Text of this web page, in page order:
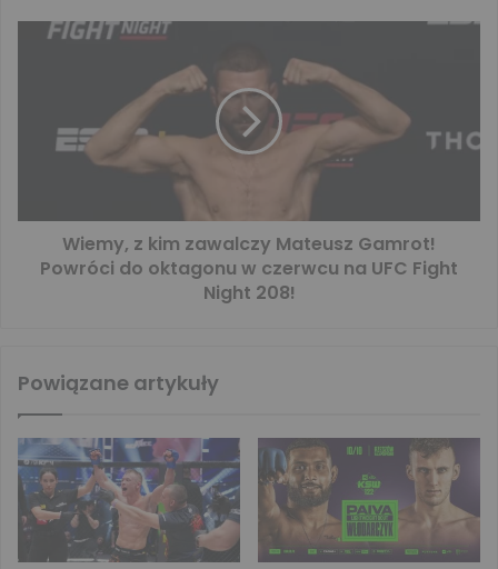
Wiemy, z kim zawalczy Mateusz Gamrot!
Powróci do oktagonu w czerwcu na UFC Fight
Night 208!
Powiązane artykuły